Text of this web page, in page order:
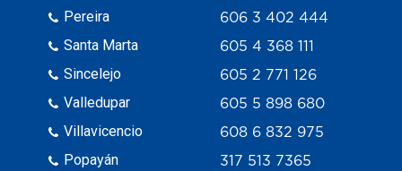
Pereira
Santa Marta
Sincelejo
Valledupar
Villavicencio
Popayán
606 3 402 444
605 4 368 111
605 2 771 126
605 5 898 680
608 6 832 975
317 513 7365